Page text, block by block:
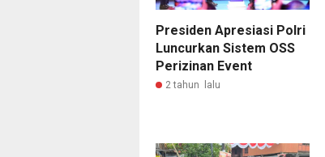
Presiden Apresiasi Polri
Luncurkan Sistem OSS
Perizinan Event
2 tahun lalu